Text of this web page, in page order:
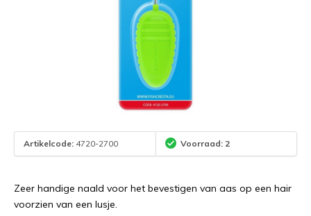
Artikelcode: 4720-2700 Voorraad: 2
Zeer handige naald voor het bevestigen van aas op een hair
voorzien van een lusje.